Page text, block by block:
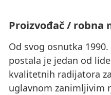
Proizvođač / robna
Od svog osnutka
postala je jedan od
kvalitetnih radijatora
uglavnom zanimljivim